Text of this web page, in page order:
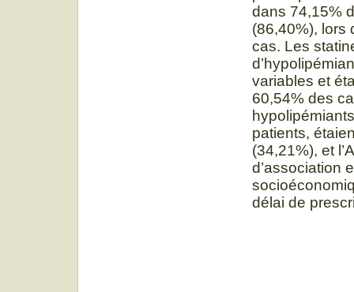
dans 74,15%
(86,40%), lors
cas. Les
variables et
60,54% des
patients,
(34,21%), et
d’association
délai de